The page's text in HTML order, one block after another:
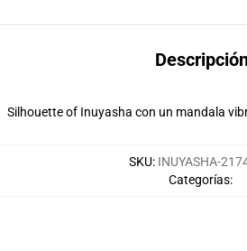
Silhouette of Inuyasha con un mandala
SKU: INUYASHA-
Categorías: